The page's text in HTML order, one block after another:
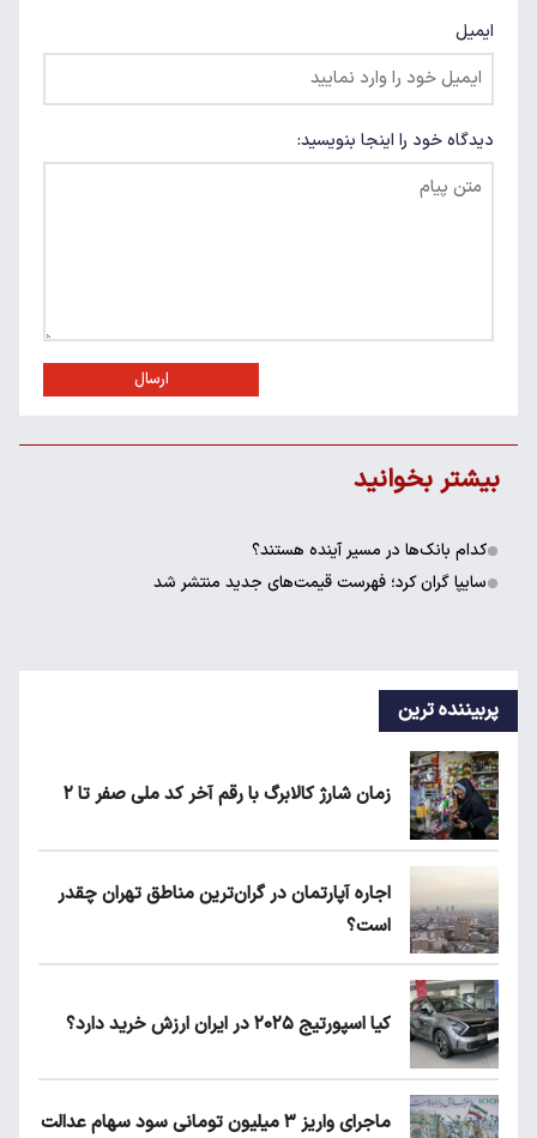
ایمیل
دیدگاه خود را اینجا بنویسید:
ارسال
بیشتر بخوانید
کدام بانک‌ها در مسیر آینده هستند؟
سایپا گران کرد؛ فهرست قیمت‌های جدید منتشر شد
پربیننده ترین
زمان شارژ کالابرگ با رقم آخر کد ملی صفر تا ۲
اجاره آپارتمان در گران‌ترین مناطق تهران چقدر
است؟
کیا اسپورتیج ۲۰۲۵ در ایران ارزش خرید دارد؟
ماجرای واریز ۳ میلیون تومانی سود سهام عدالت